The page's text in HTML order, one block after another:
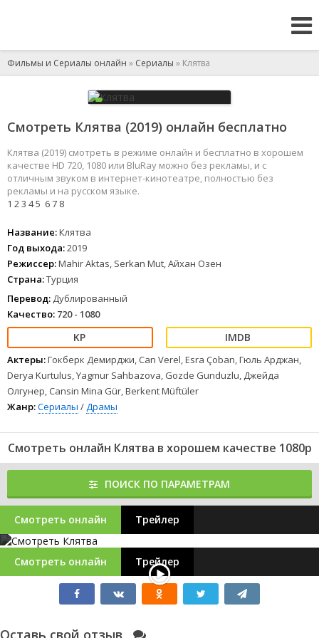
Фильмы и Сериалы онлайн » Сериалы » Клятва
Смотреть Клятва (2019) онлайн бесплатно
Клятва (2019) смотреть в режиме онлайн и бесплатно в хорошем
качестве HD 720, 1080 или BluRay можно без рекламы, и с
отличным звуком в интернет-кинотеатре, полностью без
рекламы и на русском языке.
1 23 45 67 8
Название:Клятва
Год выхода:2019
Режиссер:Mahir Aktas, Serkan Mut, Айхан Озен
Страна:Турция
Перевод: Дублированный
Качество: 720 - 1080
Актеры:Гокберк Демирджи, Can Verel, Esra Çoban, Гюль Арджан,
Derya Kurtulus, Yagmur Sahbazova, Gozde Gunduzlu, Джейда
Олгунер, Cansin Mina Gür, Berkent Müftüler
Жанр:Сериалы /Драмы
Смотреть онлайн Клятва в хорошем качестве 1080p
ПОИСК ПО ПАРАМЕТРАМ
Смотреть онлайн Трейлер
Смотреть онлайн Трейлер
Оставь свой отзыв